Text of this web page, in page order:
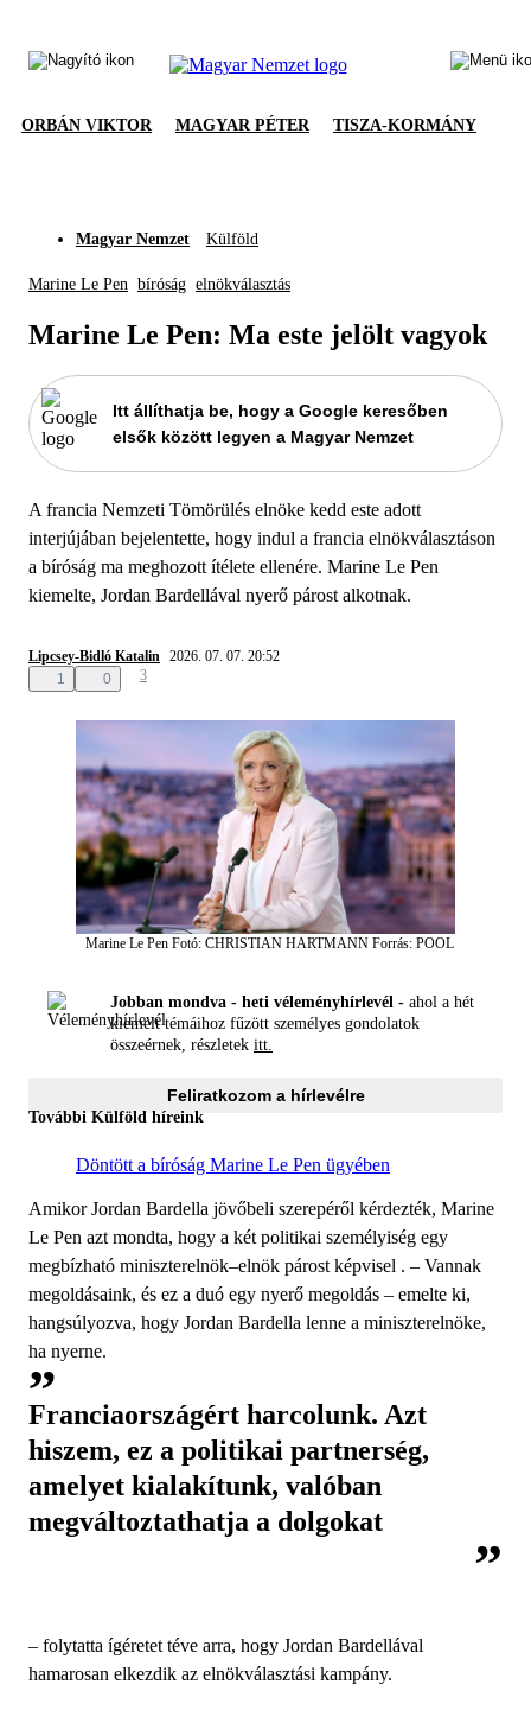
ORBÁN VIKTOR MAGYAR PÉTER TISZA-KORMÁNY
Magyar Nemzet Külföld
Marine Le Pen bíróság elnökválasztás
Marine Le Pen: Ma este jelölt vagyok
Itt állíthatja be, hogy a Google keresőben
elsők között legyen a Magyar Nemzet
A francia Nemzeti Tömörülés elnöke kedd este adott
interjújában bejelentette, hogy indul a francia elnökválasztáson
a bíróság ma meghozott ítélete ellenére. Marine Le Pen
kiemelte, Jordan Bardellával nyerő párost alkotnak.
Lipcsey-Bidló Katalin 2026. 07. 07. 20:52
1
0 3
Marine Le Pen Fotó: CHRISTIAN HARTMANN Forrás: POOL
Jobban mondva - heti véleményhírlevél - ahol a hét
kiemelt témáihoz fűzött személyes gondolatok
összeérnek, részletek itt.
Feliratkozom a hírlevélre
További Külföld híreink
Döntött a bíróság Marine Le Pen ügyében
Amikor Jordan Bardella jövőbeli szerepéről kérdezték, Marine
Le Pen azt mondta, hogy a két politikai személyiség egy
megbízható miniszterelnök–elnök párost képvisel . – Vannak
megoldásaink, és ez a duó egy nyerő megoldás – emelte ki,
hangsúlyozva, hogy Jordan Bardella lenne a miniszterelnöke,
ha nyerne.
Franciaországért harcolunk. Azt
hiszem, ez a politikai partnerség,
amelyet kialakítunk, valóban
megváltoztathatja a dolgokat
– folytatta ígéretet téve arra, hogy Jordan Bardellával
hamarosan elkezdik az elnökválasztási kampány.